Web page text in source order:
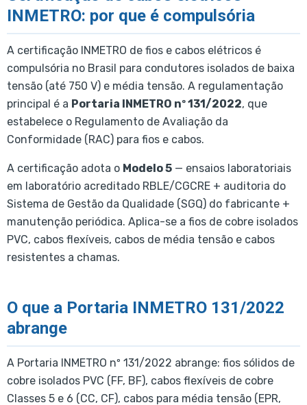
INMETRO: por que é compulsória
A certificação INMETRO de fios e cabos elétricos é
compulsória no Brasil para condutores isolados de baixa
tensão (até 750 V) e média tensão. A regulamentação
principal é a Portaria INMETRO nº 131/2022, que
estabelece o Regulamento de Avaliação da
Conformidade (RAC) para fios e cabos.
A certificação adota o Modelo 5 — ensaios laboratoriais
em laboratório acreditado RBLE/CGCRE + auditoria do
Sistema de Gestão da Qualidade (SGQ) do fabricante +
manutenção periódica. Aplica-se a fios de cobre isolados
PVC, cabos flexíveis, cabos de média tensão e cabos
resistentes a chamas.
O que a Portaria INMETRO 131/2022
abrange
A Portaria INMETRO nº 131/2022 abrange: fios sólidos de
cobre isolados PVC (FF, BF), cabos flexíveis de cobre
Classes 5 e 6 (CC, CF), cabos para média tensão (EPR,